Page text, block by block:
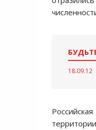
18.09.12